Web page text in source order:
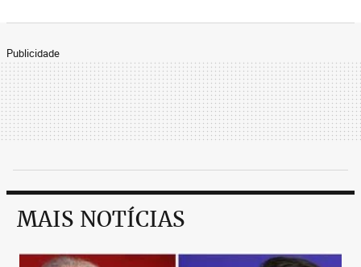
Publicidade
MAIS NOTÍCIAS